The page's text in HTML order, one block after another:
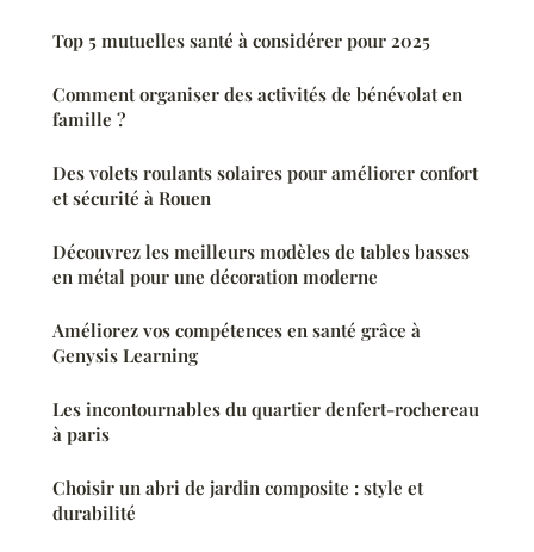
Top 5 mutuelles santé à considérer pour 2025
Comment organiser des activités de bénévolat en
famille ?
Des volets roulants solaires pour améliorer confort
et sécurité à Rouen
Découvrez les meilleurs modèles de tables basses
en métal pour une décoration moderne
Améliorez vos compétences en santé grâce à
Genysis Learning
Les incontournables du quartier denfert-rochereau
à paris
Choisir un abri de jardin composite : style et
durabilité